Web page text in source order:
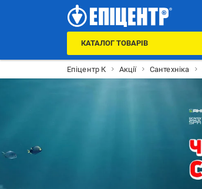
КАТАЛОГ ТОВАРІВ
Епіцентр К Акції Сантехніка